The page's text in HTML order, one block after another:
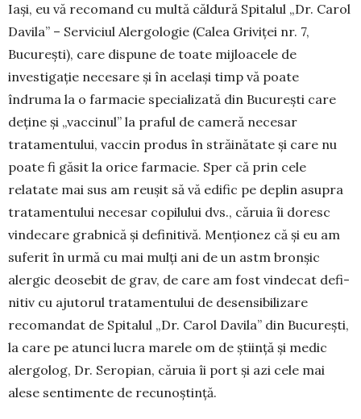
Iași, eu vă recomand cu multă căldură Spi­talul „Dr. Carol
Davila” – Serviciul Alergologie (Calea Gri­viței nr. 7,
București), care dispune de toate mij­loacele de
investigație necesare și în același timp vă poate
îndruma la o farmacie spe­cia­lizată din Bucu­rești care
deține și „vac­cinul” la praful de cameră ne­ce­sar
tratamentului, vaccin produs în stră­inătate și care nu
poate fi găsit la orice far­macie. Sper că prin cele
relatate mai sus am reușit să vă edific pe deplin asu­pra
tra­ta­mentului necesar copilu­lui dvs., căruia îi do­resc
vin­de­care grabnică și definitivă. Men­țio­nez că și eu am
suferit în urmă cu mai mulți ani de un astm bron­șic
alergic deosebit de grav, de care am fost vin­decat defi­
nitiv cu ajutorul tra­ta­mentului de de­sen­sibilizare
recomandat de Spi­talul „Dr. Carol Davila” din Bucu­­rești,
la care pe atunci lu­cra ma­rele om de știință și medic
aler­golog, Dr. Sero­pian, căruia îi port și azi cele mai
alese senti­mente de recunoștință.